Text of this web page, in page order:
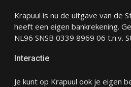
Krapuul is nu de uitgave van de
heeft een eigen bankrekening.
NL96 SNSB 0339 8969 06 t.n.v.
Interactie
Je kunt op Krapuul ook je eigen